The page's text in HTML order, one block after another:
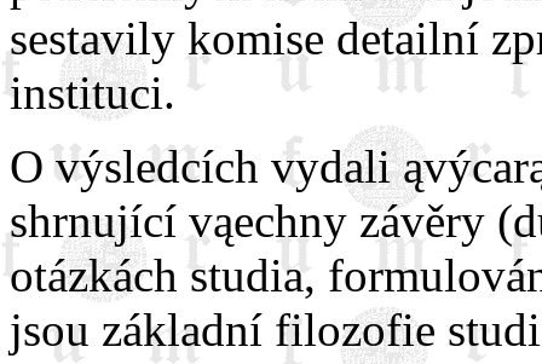
sestavily komise detailní
instituci.
O výsledcích vydali
shrnující vąechny závěry
otázkách studia,
jsou základní filozofie